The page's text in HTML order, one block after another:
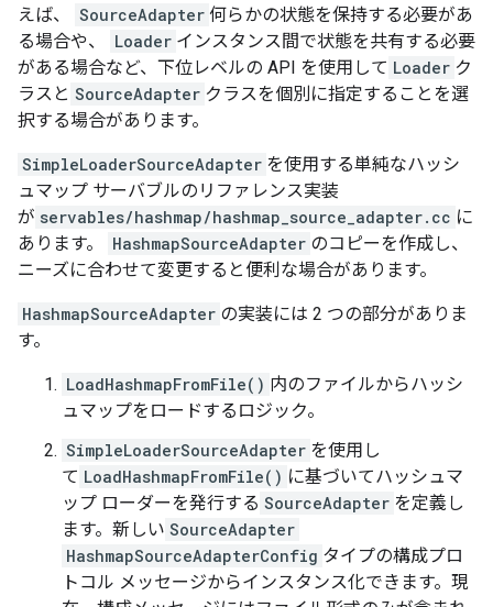
えば、
SourceAdapter 何らかの状態を保持する必要があ
る場合や、
Loader インスタンス間で状態を共有する必要
がある場合など、下位レベルの API を使用して Loader ク
ラスと SourceAdapter クラスを個別に指定することを選
択する場合があります。
SimpleLoaderSourceAdapter を使用する単純なハッシ
ュマップ サーバブルのリファレンス実装
が servables/hashmap/hashmap_source_adapter.cc に
あります。
HashmapSourceAdapter のコピーを作成し、
ニーズに合わせて変更すると便利な場合があります。
HashmapSourceAdapter の実装には 2 つの部分がありま
す。
LoadHashmapFromFile() 内のファイルからハッシ
ュマップをロードするロジック。
SimpleLoaderSourceAdapter を使用し
て LoadHashmapFromFile() に基づいてハッシュマ
ップ ローダーを発行する SourceAdapter を定義し
ます。新しい SourceAdapter
HashmapSourceAdapterConfig タイプの構成プロ
トコル メッセージからインスタンス化できます。現